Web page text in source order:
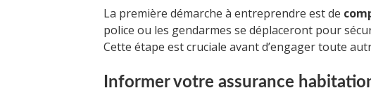
La première démarche à entreprendre est de
police ou les gendarmes se déplaceront pour
Cette étape est cruciale avant d’engager toute
Informer votre assurance